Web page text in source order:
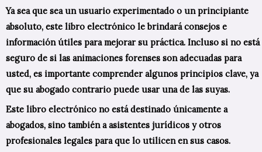
Ya sea que sea un usuario experimentado o un principiante
absoluto, este libro electrónico le brindará consejos e
información útiles para mejorar su práctica. Incluso si no está
seguro de si las animaciones forenses son adecuadas para
usted, es importante comprender algunos principios clave, ya
que su abogado contrario puede usar una de las suyas.
Este libro electrónico no está destinado únicamente a
abogados, sino también a asistentes jurídicos y otros
profesionales legales para que lo utilicen en sus casos.